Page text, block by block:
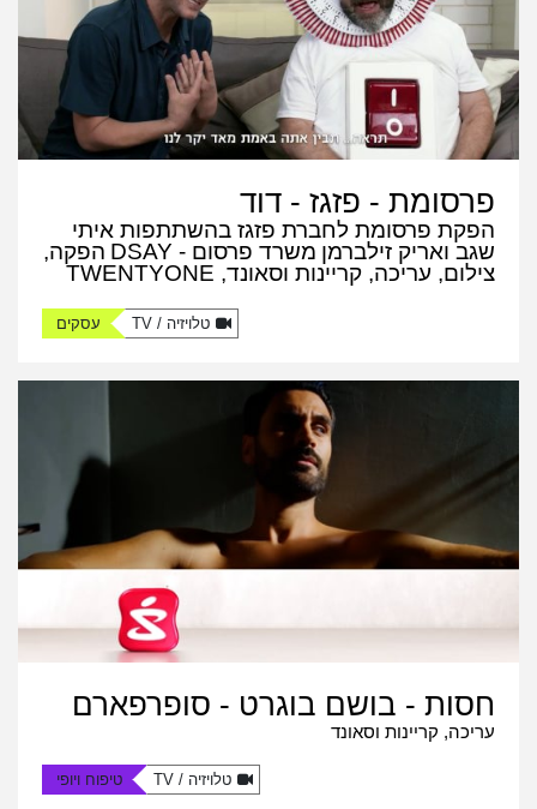
פרסומת - פזגז - דוד
הפקת פרסומת לחברת פזגז בהשתתפות איתי
שגב ואריק זילברמן משרד פרסום - DSAY
הפקה,
צילום, עריכה, קריינות וסאונד, TWENTYONE
טלויזיה / TV עסקים
חסות - בושם בוגרט - סופרפארם
עריכה, קריינות וסאונד
טלויזיה / TV טיפוח ויופי